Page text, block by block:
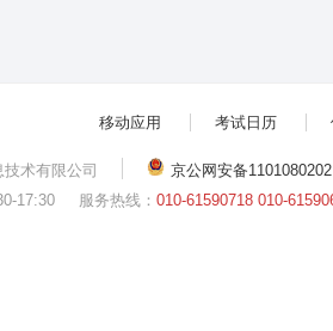
移动应用 考试日历
技术有限公司
京公网安备
17:30 服务热线： 010-61590718 010-